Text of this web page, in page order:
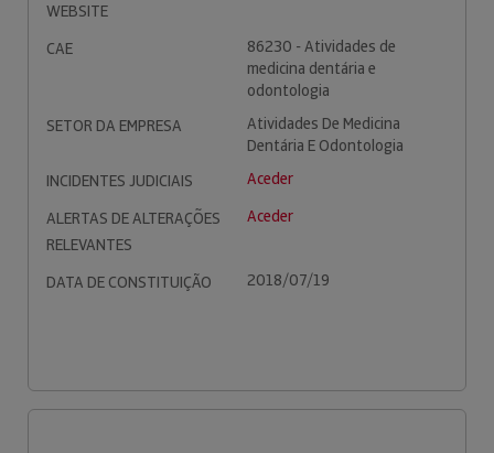
WEBSITE
CAE
86230 - Atividades de
medicina dentária e
odontologia
SETOR DA EMPRESA
Atividades De Medicina
Dentária E Odontologia
INCIDENTES JUDICIAIS
Aceder
ALERTAS DE ALTERAÇÕES
RELEVANTES
Aceder
DATA DE CONSTITUIÇÃO 2018/07/19